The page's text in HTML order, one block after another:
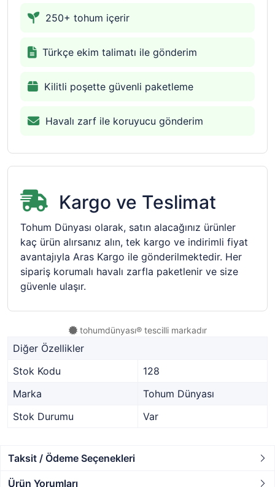
250+ tohum içerir
Türkçe ekim talimatı ile gönderim
Kilitli poşette güvenli paketleme
Havalı zarf ile koruyucu gönderim
Kargo ve Teslimat
Tohum Dünyası olarak, satın alacağınız ürünler
kaç ürün alırsanız alın, tek kargo ve indirimli fiyat
avantajıyla Aras Kargo ile gönderilmektedir. Her
sipariş korumalı havalı zarfla paketlenir ve size
güvenle ulaşır.
tohumdünyası® tescilli markadır
Diğer Özellikler
Stok Kodu
128
Marka
Tohum Dünyası
Stok Durumu
Var
Taksit / Ödeme Seçenekleri
Ürün Yorumları